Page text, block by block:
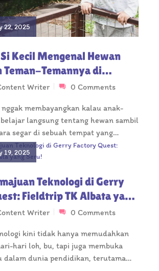
22, 2025
Kecil Mengenal Hewan
Teman-Temannya di
Albata ke Bree Coffee
Writer 0 Comments
membayangkan kalau anak-
langsung tentang hewan sambil
segar di sebuah tempat yang…
19, 2025
Teknologi di Gerry
Fieldtrip TK Albata yang
Writer 0 Comments
kini tidak hanya memudahkan
hari loh, bu, tapi juga membuka
dalam dunia pendidikan, terutama